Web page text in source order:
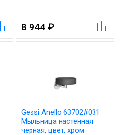
8 944 ₽
Gessi Anello 63702#031
Мыльница настенная
черная, цвет: хром